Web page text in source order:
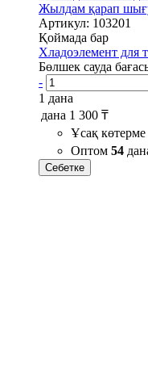
Жылдам қарап
Артикул: 103201
Қоймада бар
Хладоэлемент для
Бөлшек сауда
-
1 дана
дана 1 300 ₸
Ұсақ көтерме
Оптом 54
Себетке